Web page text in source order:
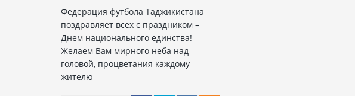
Федерация футбола Таджикистана
поздравляет всех с праздником –
Днем национального единства!
Желаем Вам мирного неба над
головой, процветания каждому
жителю